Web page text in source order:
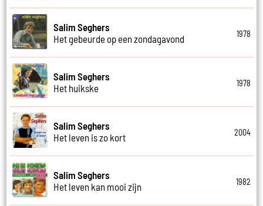
Salim Seghers
Het gebeurde op een zondagavond
1978
Salim Seghers
Het huikske
1978
Salim Seghers
Het leven is zo kort
2004
Salim Seghers
Het leven kan mooi zijn
1982